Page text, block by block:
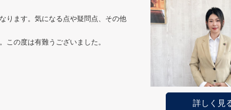
ります。気になる点や疑問点、その他
この度は有難うございました。
詳しく見